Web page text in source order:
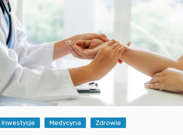
Inwestycje Medycyna Zdrowie